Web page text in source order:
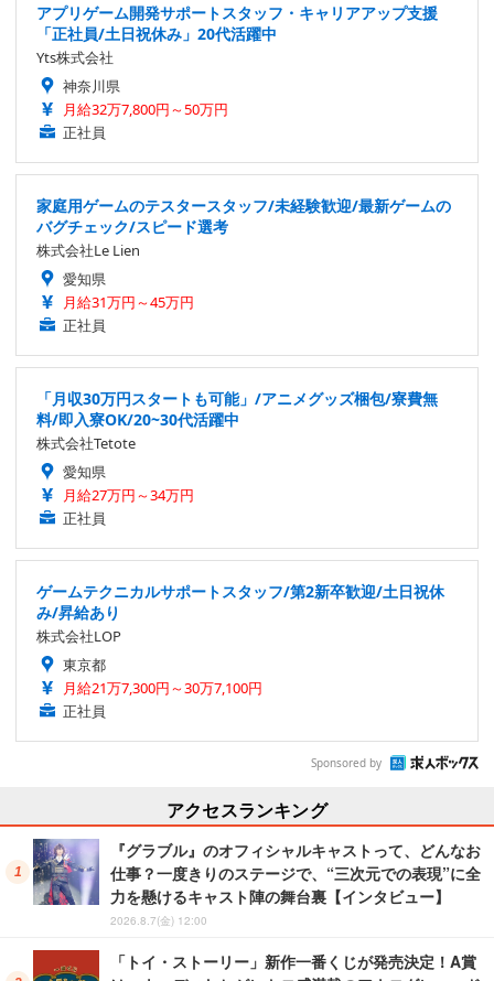
アプリゲーム開発サポートスタッフ・キャリアアップ支援
「正社員/土日祝休み」20代活躍中
Yts株式会社
神奈川県
月給32万7,800円～50万円
正社員
家庭用ゲームのテスタースタッフ/未経験歓迎/最新ゲームの
バグチェック/スピード選考
株式会社Le Lien
愛知県
月給31万円～45万円
正社員
「月収30万円スタートも可能」/アニメグッズ梱包/寮費無
料/即入寮OK/20~30代活躍中
株式会社Tetote
愛知県
月給27万円～34万円
正社員
ゲームテクニカルサポートスタッフ/第2新卒歓迎/土日祝休
み/昇給あり
株式会社LOP
東京都
月給21万7,300円～30万7,100円
正社員
Sponsored by
アクセスランキング
『グラブル』のオフィシャルキャストって、どんなお
仕事？一度きりのステージで、“三次元での表現”に全
力を懸けるキャスト陣の舞台裏【インタビュー】
2026.8.7(金) 12:00
「トイ・ストーリー」新作一番くじが発売決定！A賞